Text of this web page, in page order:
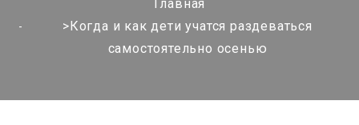
Главная
>Когда и как дети учатся раздеваться
самостоятельно осенью